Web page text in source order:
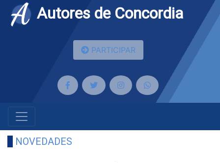
Autores de Concordia
PARTICIPAR
NOVEDADES